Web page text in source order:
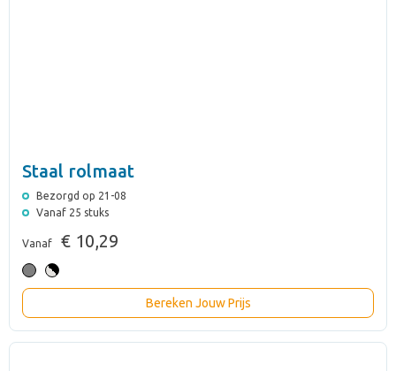
Staal rolmaat
Bezorgd op 21-08
Vanaf 25 stuks
Vanaf € 10,29
Bereken Jouw Prijs